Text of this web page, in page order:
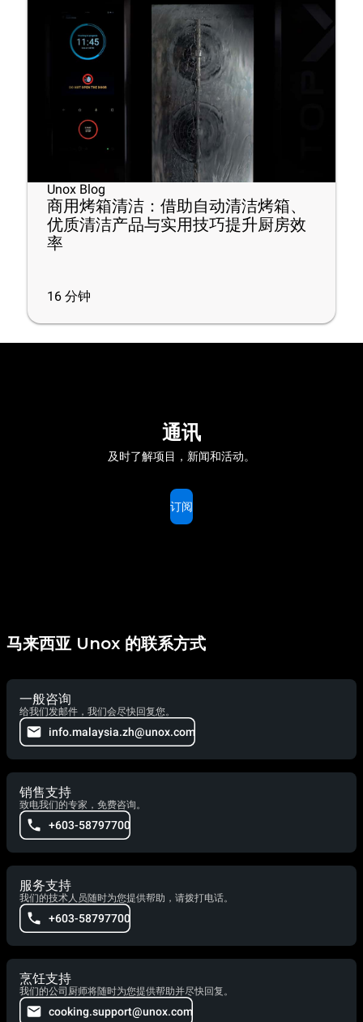
Unox Blog
商用烤箱清洁：借助自动清洁烤箱、
优质清洁产品与实用技巧提升厨房效
率
16 分钟
通讯
及时了解项目，新闻和活动。
订阅
马来西亚 Unox 的联系方式
一般咨询
给我们发邮件，我们会尽快回复您。
info.malaysia.zh@unox.com
销售支持
致电我们的专家，免费咨询。
+603-58797700
服务支持
我们的技术人员随时为您提供帮助，请拨打电话。
+603-58797700
烹饪支持
我们的公司厨师将随时为您提供帮助并尽快回复。
cooking.support@unox.com